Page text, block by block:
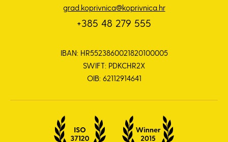
grad.koprivnica@koprivnica.hr
+385 48 279 555
IBAN: HR5523860021820100005
SWIFT: PDKCHR2X
OIB: 62112914641